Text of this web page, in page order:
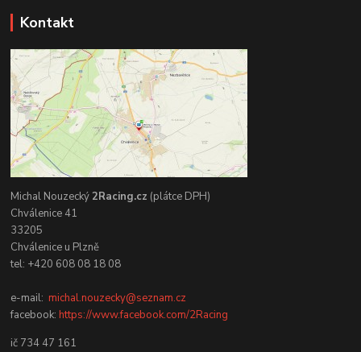
Kontakt
Michal Nouzecký2Racing.cz (plátce DPH)
Chválenice 41
33205
Chválenice u Plzně
tel: +420 608 08 18 08
e-mail:michal.nouzecky@seznam.cz
facebook:https://www.facebook.com/2Racing
ič 734 47 161